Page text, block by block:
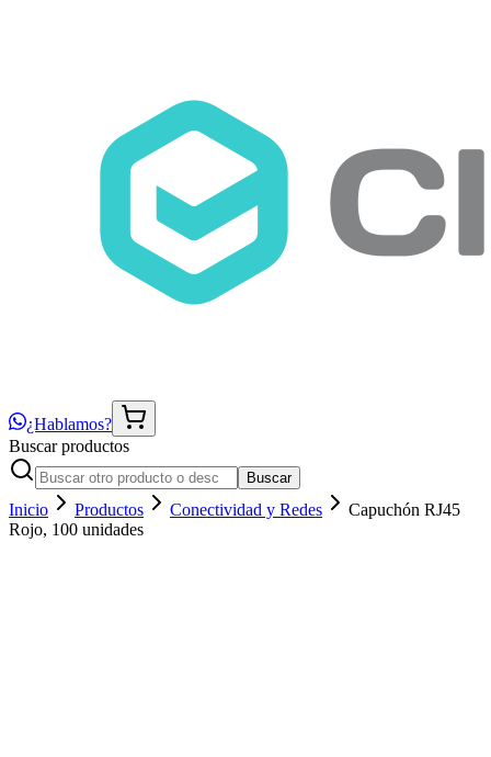
¿Hablamos?
Buscar productos
Buscar
Inicio Productos Conectividad y Redes
Capuchón RJ45
Rojo, 100 unidades